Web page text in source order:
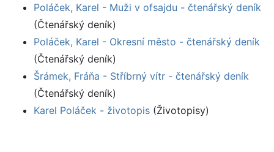
Poláček, Karel - Muži v ofsajdu - čtenářský deník
(Čtenářský deník)
Poláček, Karel - Okresní město - čtenářský deník
(Čtenářský deník)
Šrámek, Fráňa - Stříbrný vítr - čtenářský deník
(Čtenářský deník)
Karel Poláček - životopis (Životopisy)